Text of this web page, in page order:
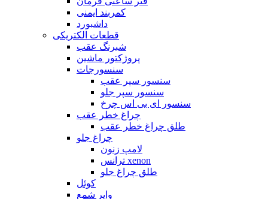
کمربند ایمنی
داشبورد
قطعات الکتریکی
شبرنگ عقب
پروژکتور ماشین
سنسورجات
سنسور سپر عقب
سنسور سپر جلو
سنسور ای بی اس چرخ
چراغ خطر عقب
طلق چراغ خطر عقب
چراغ جلو
لامپ زنون
ترانس xenon
طلق چراغ جلو
کوئل
وایر شمع